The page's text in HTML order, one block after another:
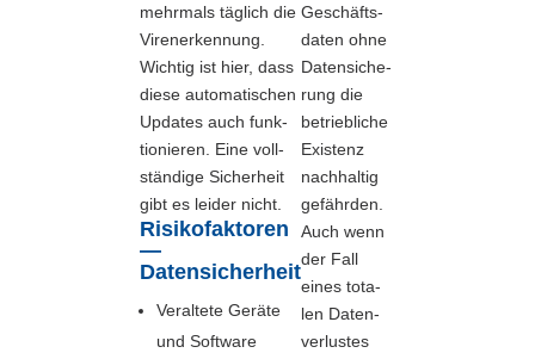
mehr­mals täg­lich die
Vire­n­er­ken­nung.
Wich­tig ist hier, dass
die­se auto­ma­ti­schen
Updates auch funk­
tio­nie­ren. Eine voll­
stän­di­ge Sicher­heit
gibt es lei­der nicht.
Risikofaktoren
—
Datensicherheit
Ver­al­te­te Gerä­te
und Soft­ware
Geschäfts­
da­ten ohne
Daten­si­che­
rung die
betrieb­li­che
Exis­tenz
nach­hal­tig
gefähr­den.
Auch wenn
der Fall
eines tota­
len Daten­
ver­lus­tes